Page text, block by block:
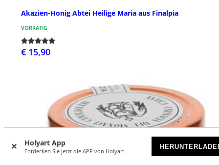
Holyart App
Entdecken Sie jetzt die APP von Holyart
Akazien-Honig Abtei Heilige Maria aus Finalpia
VORRÄTIG
€ 15,90